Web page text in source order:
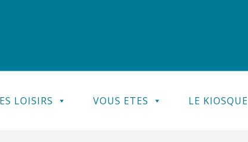
LOISIRS VOUS ETES LE KIOSQUE